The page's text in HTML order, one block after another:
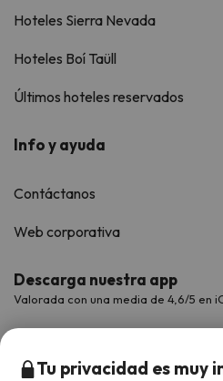
Hoteles Sierra Nevada
Hoteles Boí Taüll
Últimos hoteles reservados
Info y ayuda
Contáctanos
Web corporativa
Descarga nuestra app
Valorada con una media de 4,6/5 en
Tu privacidad es muy